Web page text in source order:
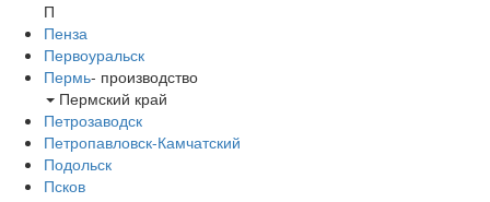
П
Пенза
Первоуральск
Пермь- производство
Пермский край
Петрозаводск
Петропавловск-Камчатский
Подольск
Псков